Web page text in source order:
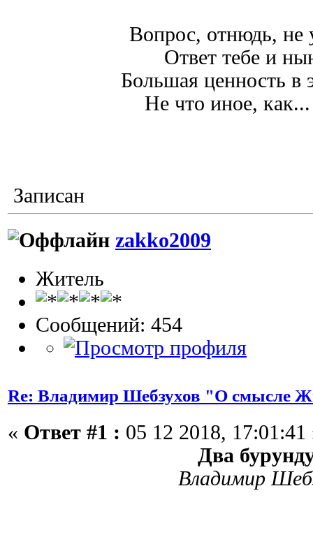
Вопрос, отнюдь, не
Ответ тебе и
Большая ценность в
Не что иное,
Записан
zakko2009
Житель
Сообщений: 454
Re: Владимир Шебзухов "О смысле
« Ответ #1 : 05 12 2018, 17:01:41
Два
Владимир